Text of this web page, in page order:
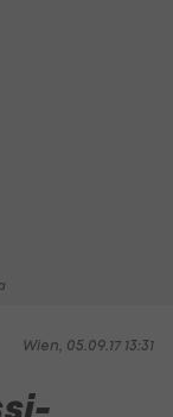
Wien, 05.09.17 13:31